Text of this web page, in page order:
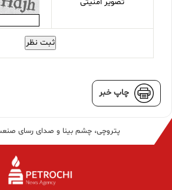
ثبت نظر
چاپ خبر
پتروچی، چشم بینا و صدای رسای